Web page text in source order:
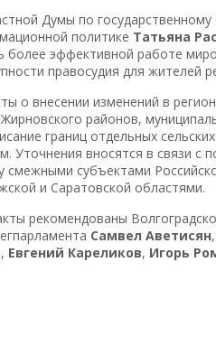
Думы по государственному
политике Татьяна
более эффективной работе
правосудия для жителей
о внесении изменений в
районов,
границ отдельных
Уточнения вносятся в связи с
субъектами
и Саратовской областями.
рекомендованы
Самвел Аветисян,
, Евгений Кареликов, Игорь